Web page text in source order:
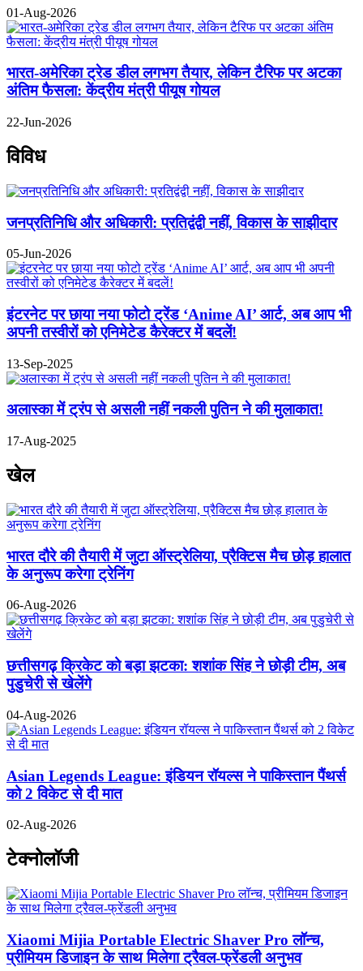
01-Aug-2026
भारत-अमेरिका ट्रेड डील लगभग तैयार, लेकिन टैरिफ पर अटका
अंतिम फैसला: केंद्रीय मंत्री पीयूष गोयल
22-Jun-2026
विविध
जनप्रतिनिधि और अधिकारी: प्रतिद्वंद्वी नहीं, विकास के साझीदार
05-Jun-2026
इंटरनेट पर छाया नया फोटो ट्रेंड ‘Anime AI’ आर्ट, अब आप भी
अपनी तस्वीरों को एनिमेटेड कैरेक्टर में बदलें!
13-Sep-2025
अलास्का में ट्रंप से असली नहीं नकली पुतिन ने की मुलाकात!
17-Aug-2025
खेल
भारत दौरे की तैयारी में जुटा ऑस्ट्रेलिया, प्रैक्टिस मैच छोड़ हालात
के अनुरूप करेगा ट्रेनिंग
06-Aug-2026
छत्तीसगढ़ क्रिकेट को बड़ा झटका: शशांक सिंह ने छोड़ी टीम, अब
पुडुचेरी से खेलेंगे
04-Aug-2026
Asian Legends League: इंडियन रॉयल्स ने पाकिस्तान पैंथर्स
को 2 विकेट से दी मात
02-Aug-2026
टेक्नोलॉजी
Xiaomi Mijia Portable Electric Shaver Pro लॉन्च,
प्रीमियम डिजाइन के साथ मिलेगा ट्रैवल-फ्रेंडली अनुभव